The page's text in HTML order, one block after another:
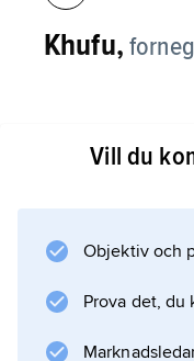
Khufu,
Vill du
Objektiv och
Prova det, du